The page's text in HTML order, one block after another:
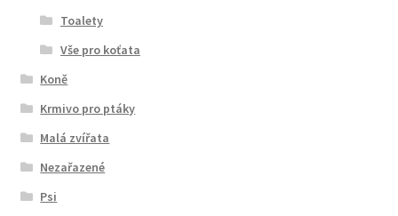
Toalety
Vše pro koťata
Koně
Krmivo pro ptáky
Malá zvířata
Nezařazené
Psi